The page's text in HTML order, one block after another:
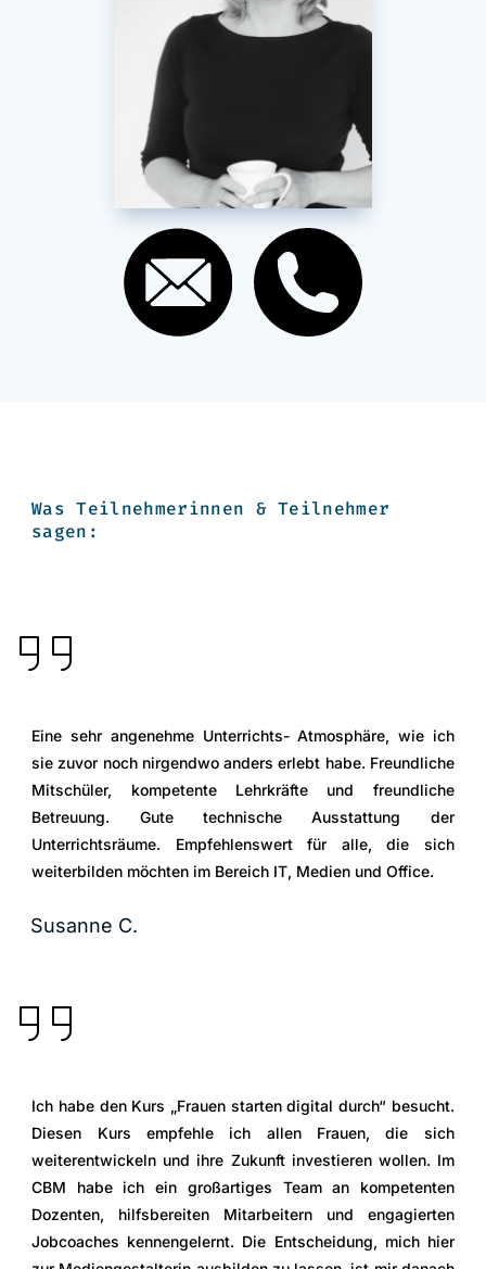
Was Teilnehmerinnen & Teilnehmer
sagen:
Eine sehr angenehme Unterrichts- Atmosphäre, wie ich
sie zuvor noch nirgendwo anders erlebt habe. Freundliche
Mitschüler, kompetente Lehrkräfte und freundliche
Betreuung. Gute technische Ausstattung der
Unterrichtsräume. Empfehlenswert für alle, die sich
weiterbilden möchten im Bereich IT, Medien und Office.
Susanne C.
Ich habe den Kurs „Frauen starten digital durch“ besucht.
Diesen Kurs empfehle ich allen Frauen, die sich
weiterentwickeln und ihre Zukunft investieren wollen. Im
CBM habe ich ein großartiges Team an kompetenten
Dozenten, hilfsbereiten Mitarbeitern und engagierten
Jobcoaches kennengelernt. Die Entscheidung, mich hier